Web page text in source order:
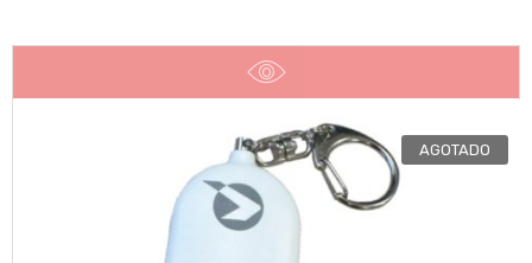
AGOTADO